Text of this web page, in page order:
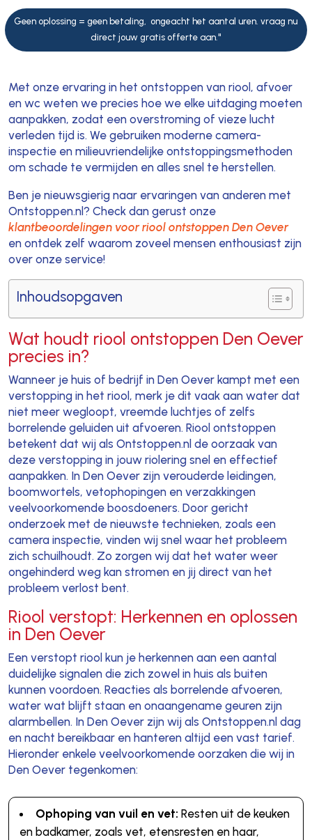
Geen oplossing = geen betaling, ongeacht het aantal uren. vraag nu
direct jouw gratis offerte aan."
Met onze ervaring in het ontstoppen van riool, afvoer
en wc weten we precies hoe we elke uitdaging moeten
aanpakken, zodat een overstroming of vieze lucht
verleden tijd is. We gebruiken moderne camera-
inspectie en milieuvriendelijke ontstoppingsmethoden
om schade te vermijden en alles snel te herstellen.
Ben je nieuwsgierig naar ervaringen van anderen met
Ontstoppen.nl? Check dan gerust onze
klantbeoordelingen voor riool ontstoppen Den Oever
en ontdek zelf waarom zoveel mensen enthousiast zijn
over onze service!
Inhoudsopgaven
Wat houdt riool ontstoppen Den Oever
precies in?
Wanneer je huis of bedrijf in Den Oever kampt met een
verstopping in het riool, merk je dit vaak aan water dat
niet meer wegloopt, vreemde luchtjes of zelfs
borrelende geluiden uit afvoeren. Riool ontstoppen
betekent dat wij als Ontstoppen.nl de oorzaak van
deze verstopping in jouw riolering snel en effectief
aanpakken. In Den Oever zijn verouderde leidingen,
boomwortels, vetophopingen en verzakkingen
veelvoorkomende boosdoeners. Door gericht
onderzoek met de nieuwste technieken, zoals een
camera inspectie, vinden wij snel waar het probleem
zich schuilhoudt. Zo zorgen wij dat het water weer
ongehinderd weg kan stromen en jij direct van het
probleem verlost bent.
Riool verstopt: Herkennen en oplossen
in Den Oever
Een verstopt riool kun je herkennen aan een aantal
duidelijke signalen die zich zowel in huis als buiten
kunnen voordoen. Reacties als borrelende afvoeren,
water wat blijft staan en onaangename geuren zijn
alarmbellen. In Den Oever zijn wij als Ontstoppen.nl dag
en nacht bereikbaar en hanteren altijd een vast tarief.
Hieronder enkele veelvoorkomende oorzaken die wij in
Den Oever tegenkomen:
Ophoping van vuil en vet: Resten uit de keuken
en badkamer, zoals vet, etensresten en haar,